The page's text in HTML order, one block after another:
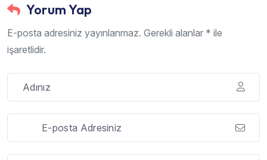
Yorum Yap
E-posta adresiniz yayınlanmaz. Gerekli alanlar * ile
işaretlidir.